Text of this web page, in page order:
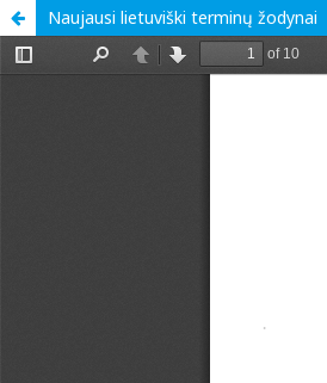
Naujausi lietuviški terminų žodynai